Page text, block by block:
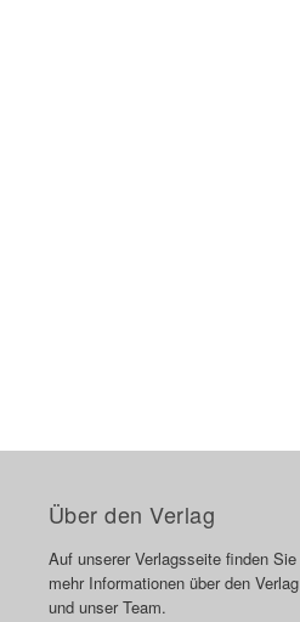
Über den Verlag
Auf unserer Verlagsseite finden Sie
mehr Informationen über den Verlag
und unser Team.